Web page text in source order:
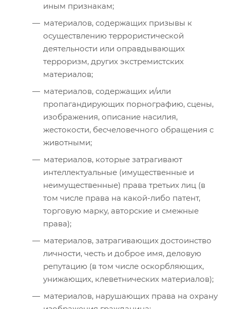
иным признакам;
материалов, содержащих призывы к
осуществлению террористической
деятельности или оправдывающих
терроризм, других экстремистских
материалов;
материалов, содержащих и/или
пропагандирующих порнографию, сцены,
изображения, описание насилия,
жестокости, бесчеловечного обращения с
животными;
материалов, которые затрагивают
интеллектуальные (имущественные и
неимущественные) права третьих лиц (в
том числе права на какой-либо патент,
торговую марку, авторские и смежные
права);
материалов, затрагивающих достоинство
личности, честь и доброе имя, деловую
репутацию (в том числе оскорбляющих,
унижающих, клеветнических материалов);
материалов, нарушающих права на охрану